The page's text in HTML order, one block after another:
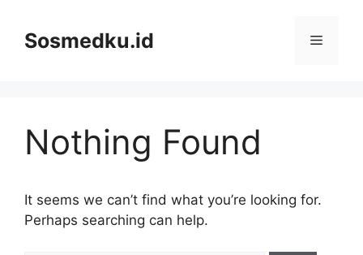
contentSosmedku.id Menu
Nothing Found
It seems we can’t find what you’re looking for.
Perhaps searching can help.